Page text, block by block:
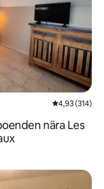
4,93 av 5 i
4,93 (314)
nära Les